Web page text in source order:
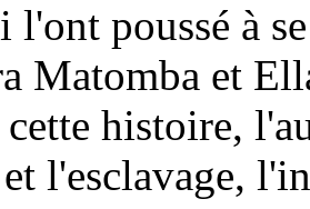
l'ont poussé à
Matomba et
histoire,
l'esclavage,